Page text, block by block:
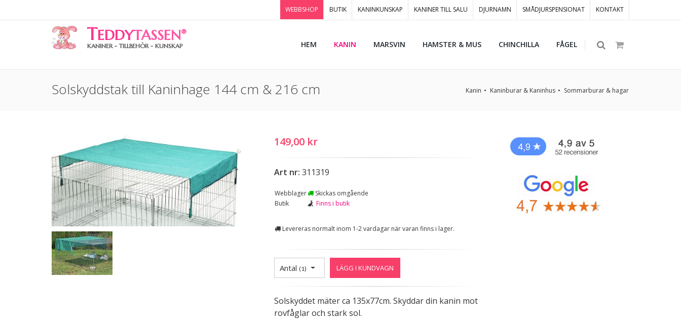
WEBBSHOP BUTIK KANINKUNSKAP KANINER TILL SALU DJURNAMN SMÅDJURSPENSIONAT KONTAKT
TEDDYTASSEN®
KANINER - TILLBEHÖR - KUNSKAP HEM KANIN MARSVIN HAMSTER & MUS CHINCHILLA FÅGEL
Solskyddstak till Kaninhage 144 cm & 216 cm Kanin Kaninburar & Kaninhus Sommarburar & hagar
149,00 kr
Art nr: 311319
Webblager
Skickas omgående
Butik
Finns i butik
Levereras normalt inom 1-2 vardagar när varan finns i lager.
Antal (1) LÄGG I KUNDVAGN
Solskyddet mäter ca 135x77cm. Skyddar din kanin mot
rovfåglar och stark sol.